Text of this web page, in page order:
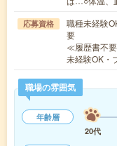
応募資格
職種未経験
要
≪履歴書不
未経験OK・
職場の雰囲気
年齢層
20代